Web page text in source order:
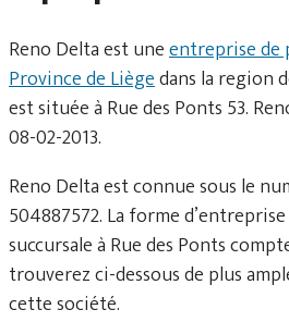
Reno Delta est uneentreprise de
Province de Liègedans la region
est située à Rue des Ponts 53.
08-02-2013.
Reno Delta est connue sous le
504887572. La forme d’entreprise
succursale à Rue des Ponts
trouverez ci-dessous de plus
cette société.